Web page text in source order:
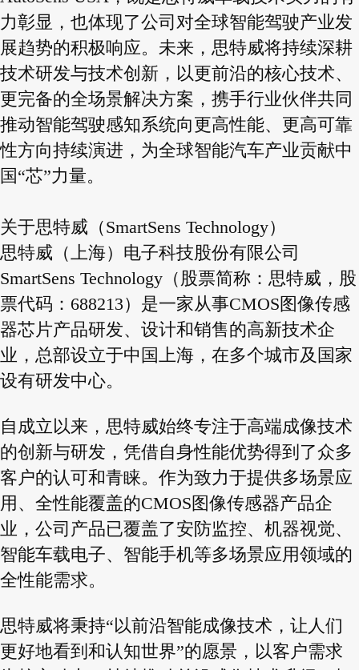
力彰显，也体现了公司对全球智能驾驶产业发
展趋势的积极响应。未来，思特威将持续深耕
技术研发与技术创新，以更前沿的核心技术、
更完备的全场景解决方案，携手行业伙伴共同
推动智能驾驶感知系统向更高性能、更高可靠
性方向持续演进，为全球智能汽车产业贡献中
国“芯”力量。
关于思特威（SmartSens Technology）
思特威（上海）电子科技股份有限公司
SmartSens Technology（股票简称：思特威，股
票代码：688213）是一家从事CMOS图像传感
器芯片产品研发、设计和销售的高新技术企
业，总部设立于中国上海，在多个城市及国家
设有研发中心。
自成立以来，思特威始终专注于高端成像技术
的创新与研发，凭借自身性能优势得到了众多
客户的认可和青睐。作为致力于提供多场景应
用、全性能覆盖的CMOS图像传感器产品企
业，公司产品已覆盖了安防监控、机器视觉、
智能车载电子、智能手机等多场景应用领域的
全性能需求。
思特威将秉持“以前沿智能成像技术，让人们
更好地看到和认知世界”的愿景，以客户需求